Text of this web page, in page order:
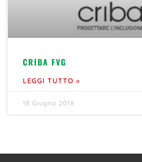
CRIBA FVG
LEGGI TUTTO »
18 Giugno 2018